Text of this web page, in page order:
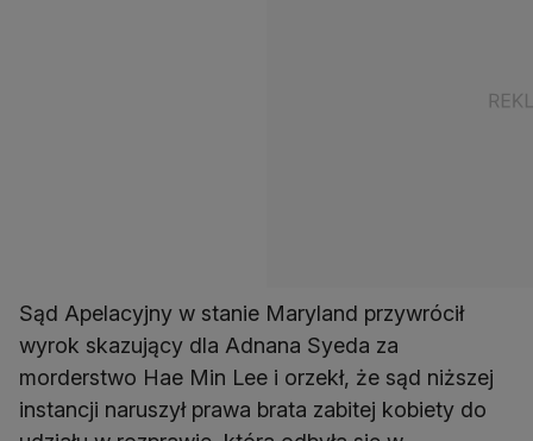
Sąd Apelacyjny w stanie Maryland przywrócił
wyrok skazujący dla Adnana Syeda za
morderstwo Hae Min Lee i orzekł, że sąd niższej
instancji naruszył prawa brata zabitej kobiety do